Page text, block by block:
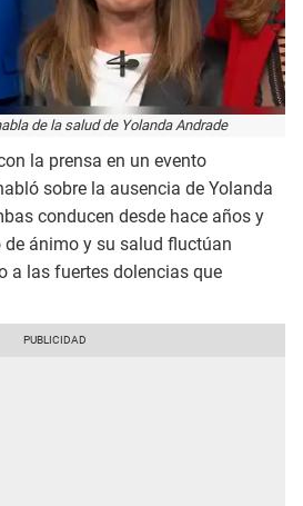
de la salud de Yolanda Andrade
la prensa en un evento
sobre la ausencia de Yolanda
conducen desde hace años y
ánimo y su salud fluctúan
a las fuertes dolencias que